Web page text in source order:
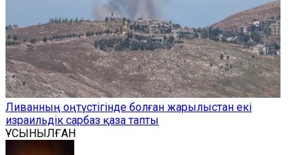
Ливанның оңтүстігінде болған жарылыстан екі
израильдік сарбаз қаза тапты
ҰСЫНЫЛҒАН